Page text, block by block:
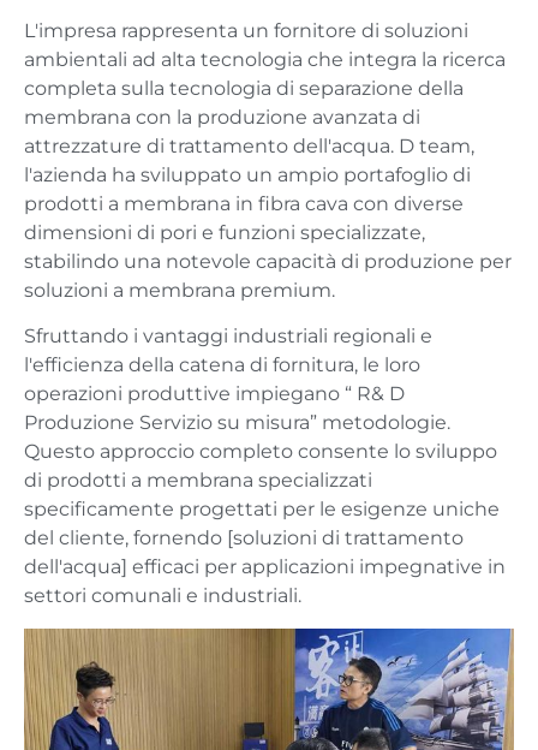
L'impresa rappresenta un fornitore di soluzioni
ambientali ad alta tecnologia che integra la ricerca
completa sulla tecnologia di separazione della
membrana con la produzione avanzata di
attrezzature di trattamento dell'acqua. D team,
l'azienda ha sviluppato un ampio portafoglio di
prodotti a membrana in fibra cava con diverse
dimensioni di pori e funzioni specializzate,
stabilindo una notevole capacità di produzione per
soluzioni a membrana premium.
Sfruttando i vantaggi industriali regionali e
l'efficienza della catena di fornitura, le loro
operazioni produttive impiegano “ R& D
Produzione Servizio su misura” metodologie.
Questo approccio completo consente lo sviluppo
di prodotti a membrana specializzati
specificamente progettati per le esigenze uniche
del cliente, fornendo [soluzioni di trattamento
dell'acqua] efficaci per applicazioni impegnative in
settori comunali e industriali.